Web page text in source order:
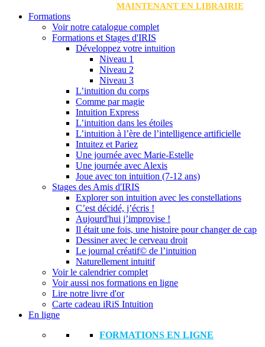
MAINTENANT EN LIBRAIRIE
Formations
Voir notre catalogue complet
Formations et Stages d'IRIS
Développez votre intuition
Niveau 1
Niveau 2
Niveau 3
L’intuition du corps
Comme par magie
Intuition Express
L’intuition dans les étoiles
L’intuition à l’ère de l’intelligence artificielle
Intuitez et Pariez
Une journée avec Marie-Estelle
Une journée avec Alexis
Joue avec ton intuition (7-12 ans)
Stages des Amis d'IRIS
Explorer son intuition avec les constellations
C’est décidé, j’écris !
Aujourd'hui j’improvise !
Il était une fois, une histoire pour changer de cap
Dessiner avec le cerveau droit
Le journal créatif© de l’intuition
Naturellement intuitif
Voir le calendrier complet
Voir aussi nos formations en ligne
Lire notre livre d'or
Carte cadeau iRiS Intuition
En ligne
FORMATIONS EN LIGNE